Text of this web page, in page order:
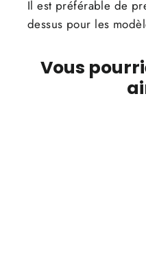
Il est préférable de
dessus pour les
Vous